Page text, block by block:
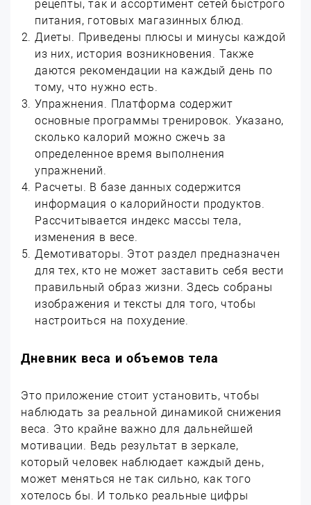
рецепты, так и ассортимент сетей быстрого
питания, готовых магазинных блюд.
Диеты. Приведены плюсы и минусы каждой
из них, история возникновения. Также
даются рекомендации на каждый день по
тому, что нужно есть.
Упражнения. Платформа содержит
основные программы тренировок. Указано,
сколько калорий можно сжечь за
определенное время выполнения
упражнений.
Расчеты. В базе данных содержится
информация о калорийности продуктов.
Рассчитывается индекс массы тела,
изменения в весе.
Демотиваторы. Этот раздел предназначен
для тех, кто не может заставить себя вести
правильный образ жизни. Здесь собраны
изображения и тексты для того, чтобы
настроиться на похудение.
Дневник веса и объемов тела
Это приложение стоит установить, чтобы
наблюдать за реальной динамикой снижения
веса. Это крайне важно для дальнейшей
мотивации. Ведь результат в зеркале,
который человек наблюдает каждый день,
может меняться не так сильно, как того
хотелось бы. И только реальные цифры